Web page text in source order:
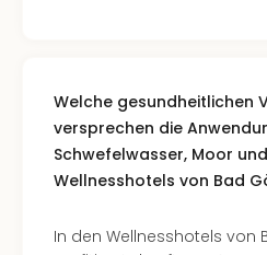
Welche gesundheitlichen
versprechen die
Schwefelwasser, Moor
Wellnesshotels von Bad
In den Wellnesshotels von